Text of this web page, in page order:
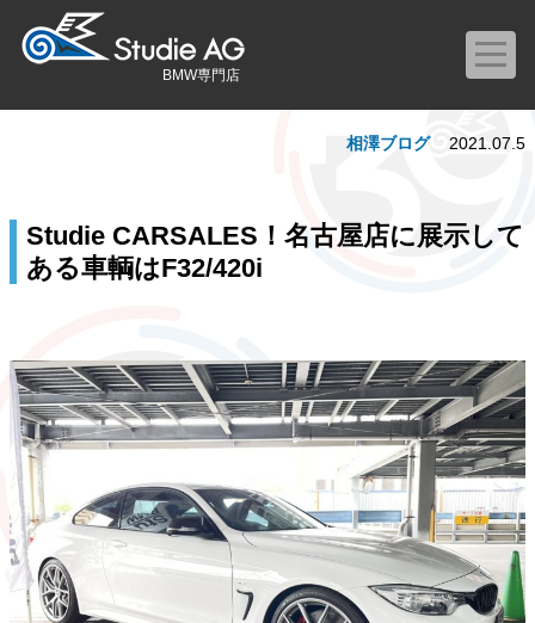
BMW専門店
Studie CARSALES！名古屋店に展示して
ある車輌はF32/420i
相澤ブログ 2021.07.5